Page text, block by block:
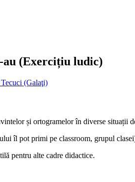
au (Exercițiu ludic)
(Galaţi)
și ortogramelor în diverse situații
îl pot primi pe classroom, grupul
pentru alte cadre didactice.